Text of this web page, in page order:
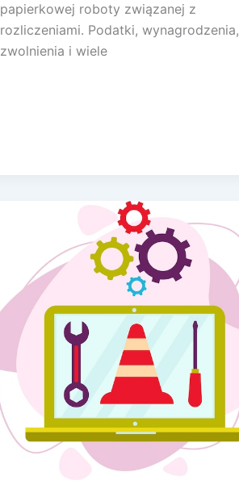
papierkowej roboty związanej z
rozliczeniami. Podatki, wynagrodzenia,
zwolnienia i wiele